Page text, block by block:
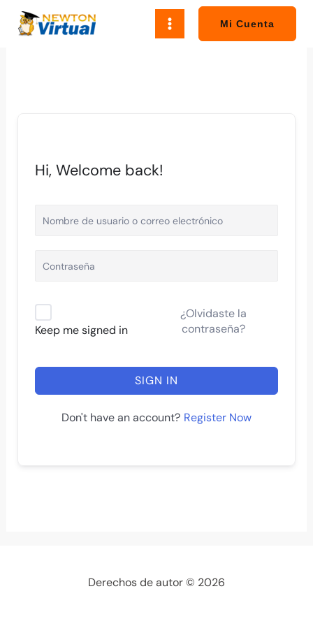
Mi Cuenta
Hi, Welcome back!
Keep me signed in
¿Olvidaste la
contraseña?
SIGN IN
Don't have an account? Register Now
Derechos de autor © 2026